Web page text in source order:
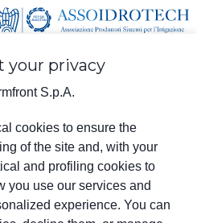
7, 41014 Castelvetro di Modena (MO) -
your privacy
S.p.A.
cookies to ensure the
of the site and, with your
and profiling cookies to
you use our services and
experience. You can